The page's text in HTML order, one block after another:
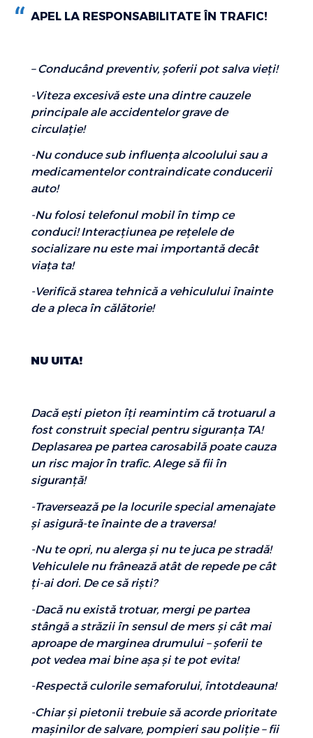
APEL LA RESPONSABILITATE ÎN TRAFIC!
– Conducând preventiv, şoferii pot salva vieţi!
-Viteza excesivă este una dintre cauzele
principale ale accidentelor grave de
circulaţie!
-Nu conduce sub influenţa alcoolului sau a
medicamentelor contraindicate conducerii
auto!
-Nu folosi telefonul mobil în timp ce
conduci! Interacţiunea pe reţelele de
socializare nu este mai importantă decât
viaţa ta!
-Verifică starea tehnică a vehiculului înainte
de a pleca în călătorie!
NU UITA!
Dacă eşti pieton îţi reamintim că trotuarul a
fost construit special pentru siguranţa TA!
Deplasarea pe partea carosabilă poate cauza
un risc major în trafic. Alege să fii în
siguranţă!
-Traversează pe la locurile special amenajate
şi asigură-te înainte de a traversa!
-Nu te opri, nu alerga şi nu te juca pe stradă!
Vehiculele nu frânează atât de repede pe cât
ţi-ai dori. De ce să rişti?
-Dacă nu există trotuar, mergi pe partea
stângă a străzii în sensul de mers şi cât mai
aproape de marginea drumului – şoferii te
pot vedea mai bine aşa şi te pot evita!
-Respectă culorile semaforului, întotdeauna!
-Chiar şi pietonii trebuie să acorde prioritate
maşinilor de salvare, pompieri sau poliţie – fii